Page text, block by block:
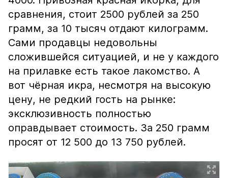
сравнения, стоит 2500 рублей за 250
грамм, за 10 тысяч отдают килограмм.
Сами продавцы недовольны
сложившейся ситуацией, и не у каждого
на прилавке есть такое лакомство. А
вот чёрная икра, несмотря на высокую
цену, не редкий гость на рынке:
эксклюзивность полностью
оправдывает стоимость. За 250 грамм
просят от 12 500 до 13 750 рублей.